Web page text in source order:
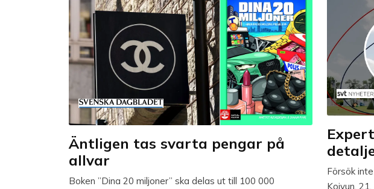
Äntligen tas svarta pengar på
allvar
Boken ”Dina 20 miljoner” ska delas ut till 100 000
Försök
Koivun,